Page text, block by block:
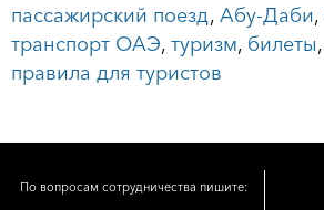
пассажирский поезд, Абу-Даби,
транспорт ОАЭ, туризм, билеты,
правила для туристов
По вопросам сотрудничества пишите: